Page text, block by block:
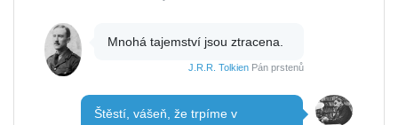
Mnohá tajemství jsou ztracena.
J.R.R. Tolkien Pán prstenů
Štěstí, vášeň, že trpíme v